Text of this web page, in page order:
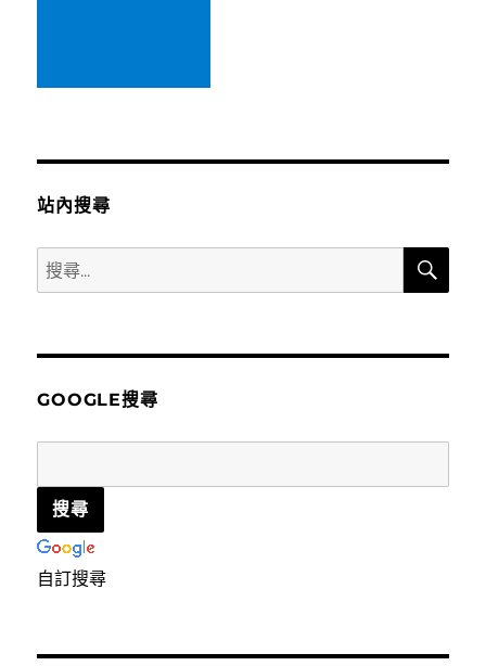
站內搜尋
搜
尋
鍵
搜
GOOGLE搜尋
自訂搜尋